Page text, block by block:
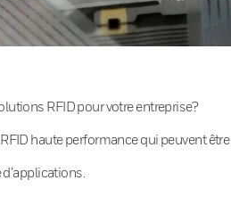
RFID pour votre entreprise?
haute performance qui peuvent être